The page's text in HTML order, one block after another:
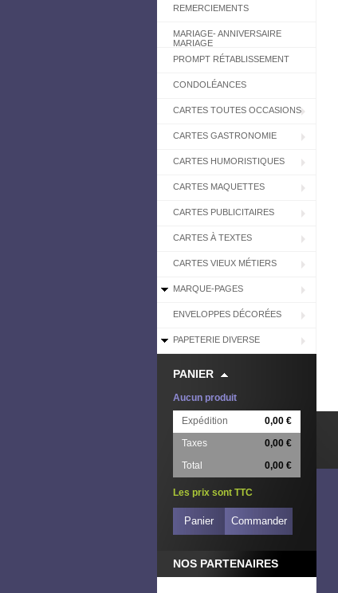
REMERCIEMENTS
MARIAGE- ANNIVERSAIRE
MARIAGE
PROMPT RÉTABLISSEMENT
CONDOLÉANCES
CARTES TOUTES OCCASIONS
CARTES GASTRONOMIE
CARTES HUMORISTIQUES
CARTES MAQUETTES
CARTES PUBLICITAIRES
CARTES À TEXTES
CARTES VIEUX MÉTIERS
MARQUE-PAGES
ENVELOPPES DÉCORÉES
PAPETERIE DIVERSE
PANIER
Aucun produit
Expédition
0,00 €
Taxes
0,00 €
Total
0,00 €
Les prix sont TTC
Panier Commander
NOS PARTENAIRES